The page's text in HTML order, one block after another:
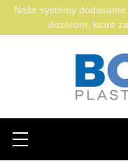
Hľadať
Menu
Naše systémy
dozorom, ktoré